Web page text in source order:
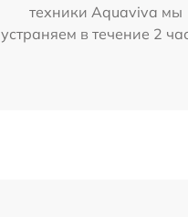
техники Aquaviva мы
устраняем в течение 2